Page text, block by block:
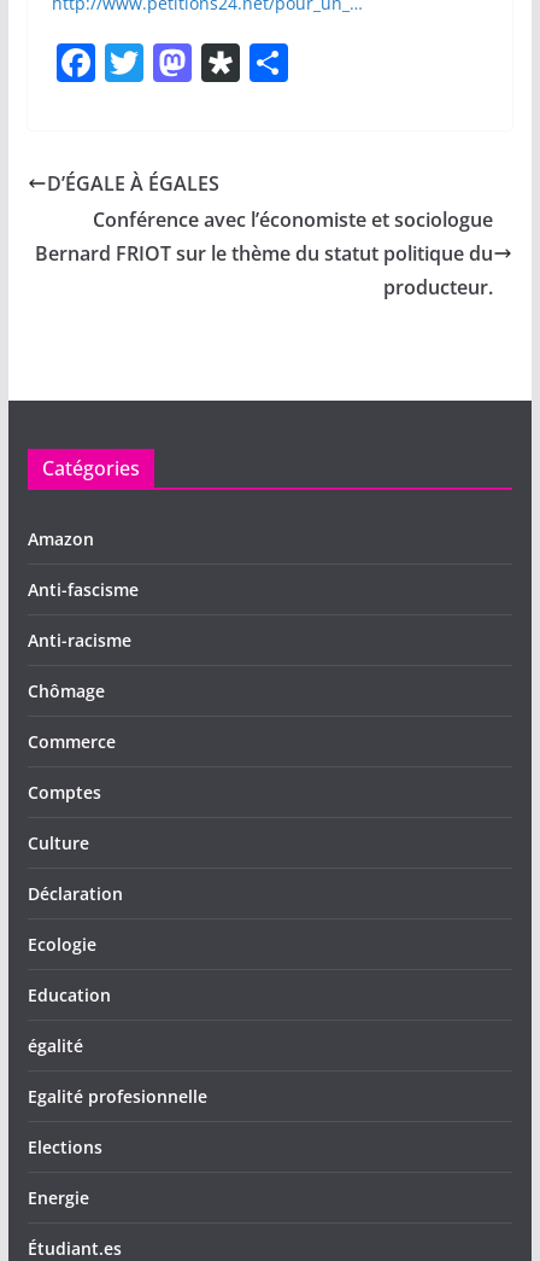
F
e
b
o
T
er
M
o
d
o
Di
or
a
P
er
D’ÉGALE À ÉGALES
Conférence avec l’économiste et sociologue
Bernard FRIOT sur le thème du statut politique du
producteur.
Catégories
Amazon
Anti-fascisme
Anti-racisme
Chômage
Commerce
Comptes
Culture
Déclaration
Ecologie
Education
égalité
Egalité profesionnelle
Elections
Energie
Étudiant.es